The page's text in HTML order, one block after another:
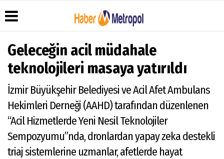
Haber
Arşivi
Gazete
Arşivi
Durumu
Anketler
Yazarları
Video
Foto
Galeri
İletişim
Çerez
Gizlilik
İlkeleri
Geleceğin acil müdahale
teknolojileri masaya yatırıldı
İzmir Büyükşehir Belediyesi ve Acil Afet Ambulans
Hekimleri Derneği (AAHD) tarafından düzenlenen
“Acil Hizmetlerde Yeni Nesil Teknolojiler
Sempozyumu”nda, dronlardan yapay zeka destekli
triaj sistemlerine uzmanlar, afetlerde hayat